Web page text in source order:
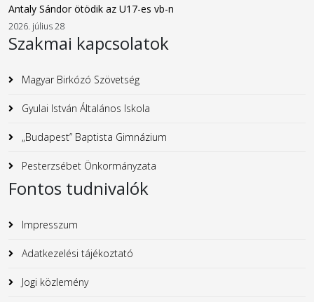
Antaly Sándor ötödik az U17-es vb-n
2026. július 28
Szakmai kapcsolatok
Magyar Birkózó Szövetség
Gyulai István Általános Iskola
„Budapest” Baptista Gimnázium
Pesterzsébet Önkormányzata
Fontos tudnivalók
Impresszum
Adatkezelési tájékoztató
Jogi közlemény